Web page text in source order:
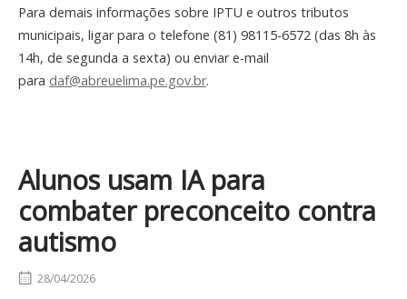
Para demais informações sobre IPTU e outros tributos
municipais, ligar para o telefone (81) 98115-6572 (das 8h às
14h, de segunda a sexta) ou enviar e-mail
para daf@abreuelima.pe.gov.br.
Alunos usam IA para
combater preconceito contra
autismo
28/04/2026